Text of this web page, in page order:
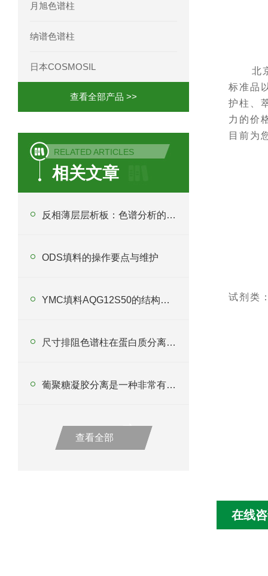
月旭色谱柱
纳谱色谱柱
日本COSMOSIL
查看全部产品 >>
RELATED ARTICLES
相关文章
反相薄层层析板：色谱分析的“魔法师”
ODS填料的操作要点与维护
YMC填料AQG12S50的结构与性能分析
尺寸排阻色谱柱在蛋白质分离中的应用
葡聚糖凝胶分离是一种非常有用的工具
查看全部
北
标准品
护柱、
力的价
目前为
试剂类
在线